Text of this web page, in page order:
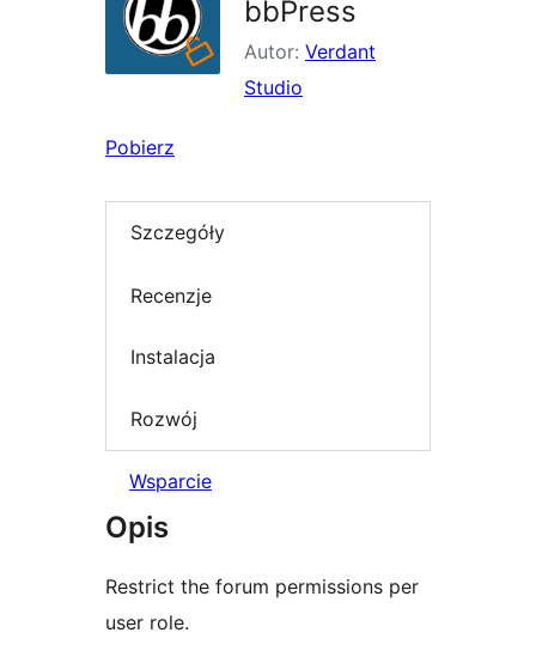
bbPress
Autor: Verdant
Studio
Pobierz
Szczegóły
Recenzje
Instalacja
Rozwój
Wsparcie
Opis
Restrict the forum permissions per
user role.